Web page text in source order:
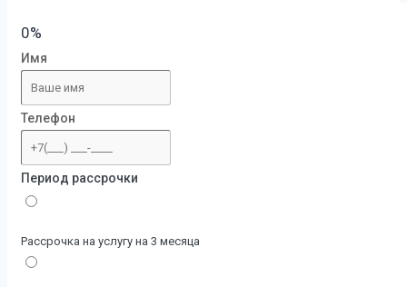
0%
Имя
Телефон
Период рассрочки
Рассрочка на услугу на 3 месяца